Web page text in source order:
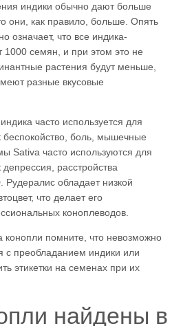
индики обычно дают больше
они, как правило, больше. Опять
означает, что все индика-
1000 семян, и при этом это не
растения будут меньше,
разные вкусовые
часто используется для
беспокойство, боль, мышечные
Sativa часто используются для
расстройства
Рудералис обладает низкой
что делает его
коноплеводов.
конопли помните, что невозможно
с преобладанием индики или
этикетки на семенах при их
найдены в